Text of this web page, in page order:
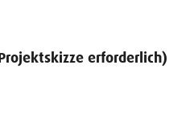
erforderlich)